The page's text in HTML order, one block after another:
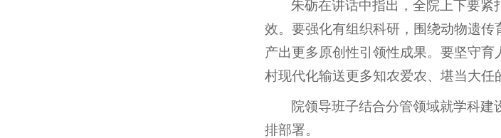
朱砺在讲话中指出，全院上下要紧
效。要强化有组织科研，围绕动物遗
产出更多原创性引领性成果。要坚守
村现代化输送更多知农爱农、堪当大任
院领导班子结合分管领域就学科
排部署。